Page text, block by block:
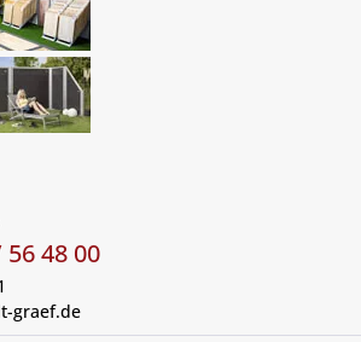
48 00
graef.de